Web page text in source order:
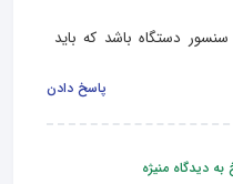
دستگاه باشد که باید
پاسخ دادن
دیدگاه منیژه